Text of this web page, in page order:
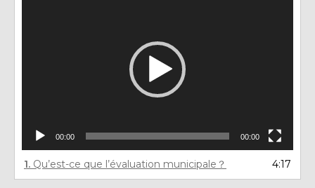
00:00 00:00
1. Qu’est-ce que l’évaluation municipale？ 4:17